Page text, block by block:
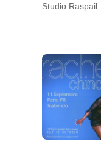
Studio Raspail